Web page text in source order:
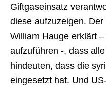
Giftgaseinsatz
diese aufzuzeigen.
William Hauge erklärt
aufzuführen -, dass
hindeuten, dass die
eingesetzt hat. Und